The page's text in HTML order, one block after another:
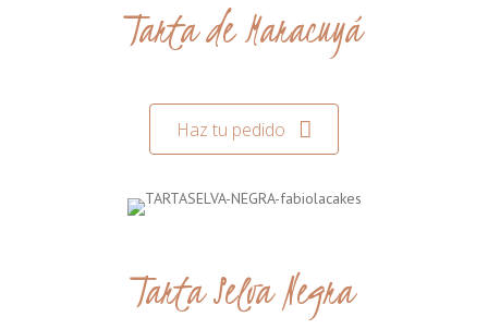
Tarta de Maracuyá
Haz tu pedido
Tarta Selva Negra